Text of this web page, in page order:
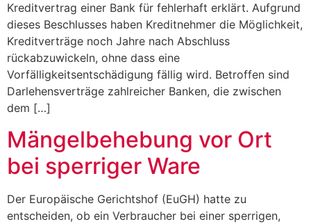
Kreditvertrag einer Bank für fehlerhaft erklärt. Aufgrund
dieses Beschlusses haben Kreditnehmer die Möglichkeit,
Kreditverträge noch Jahre nach Abschluss
rückabzuwickeln, ohne dass eine
Vorfälligkeitsentschädigung fällig wird. Betroffen sind
Darlehensverträge zahlreicher Banken, die zwischen
dem […]
Mängelbehebung vor Ort
bei sperriger Ware
Der Europäische Gerichtshof (EuGH) hatte zu
entscheiden, ob ein Verbraucher bei einer sperrigen,